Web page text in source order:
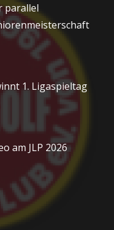
parallel
1. Ligaspieltag
am JLP 2026